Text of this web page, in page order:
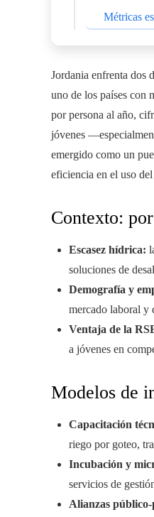
Métricas
Jordania enfrenta dos
uno de los países con
por persona al año,
jóvenes
emergido como un
eficiencia en el uso del
Contexto:
Escasez hídrica:
soluciones de
Demografía y
mercado laboral y
Ventaja de la
a jóvenes en
Modelos de
Capacitación
riego por goteo,
Incubación y
servicios de
Alianzas